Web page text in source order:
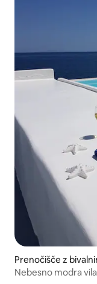
Prenočišče z
Nebesno modra